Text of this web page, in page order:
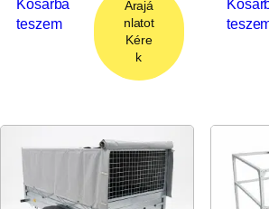
Kosárba
teszem
Árajá
nlatot
Kére
k